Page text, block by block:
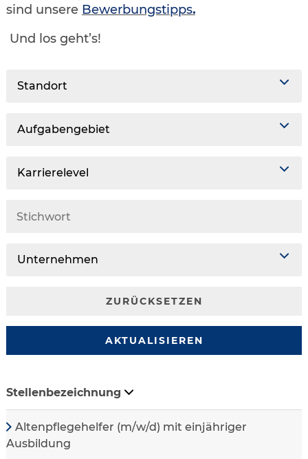
sind unsere Bewerbungstipps.
Und los geht’s!
Standort
Aufgabengebiet
Karrierelevel
Unternehmen
ZURÜCKSETZEN
AKTUALISIEREN
Stellenbezeichnung
Altenpflegehelfer (m/w/d) mit einjähriger
Ausbildung